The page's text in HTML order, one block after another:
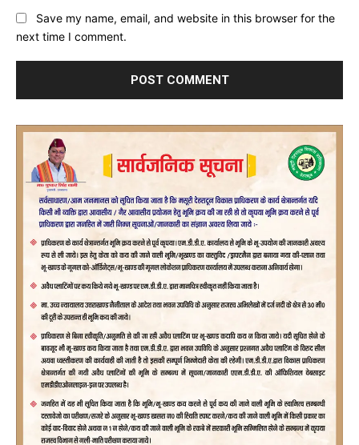
Save my name, email, and website in this browser for the
next time I comment.